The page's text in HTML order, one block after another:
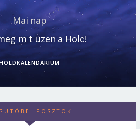
Mai nap
mit üzen a Hold!
HOLDKALENDÁRIUM
POSZTOK